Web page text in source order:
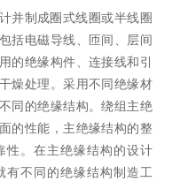
并制成圈式线圈或半线圈
括电磁导线、匝间、层间
的绝缘构件、连接线和引
燥处理。采用不同绝缘材
同的绝缘结构。绕组主绝
的性能，主绝缘结构的整
性。在主绝缘结构的设计
有不同的绝缘结构制造工